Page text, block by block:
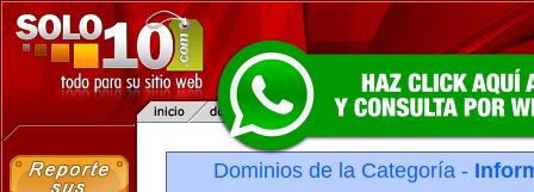
Dominios de la Categoría -